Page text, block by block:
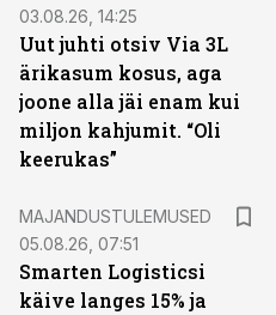
03.08.26, 14:25
Uut juhti otsiv Via 3L
ärikasum kosus, aga
joone alla jäi enam kui
miljon kahjumit. “Oli
keerukas”
MAJANDUSTULEMUSED
05.08.26, 07:51
Smarten Logisticsi
käive langes 15% ja